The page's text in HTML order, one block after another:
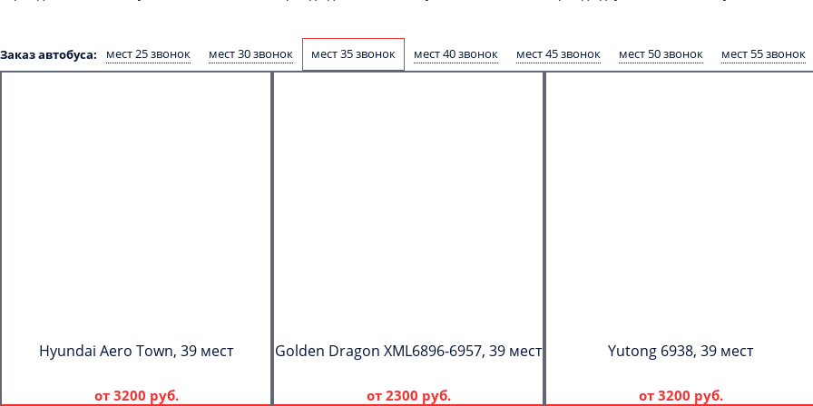
Заказ автобуса: мест 25 звонок мест 30 звонок мест 35 звонок мест 40 звонок мест 45 звонок мест 50 звонок мест 55 звонок
Hyundai Aero Town, 39 мест
от 3200 руб.
Golden Dragon XML6896-6957, 39 мест
от 2300 руб.
Yutong 6938, 39 мест
от 3200 руб.